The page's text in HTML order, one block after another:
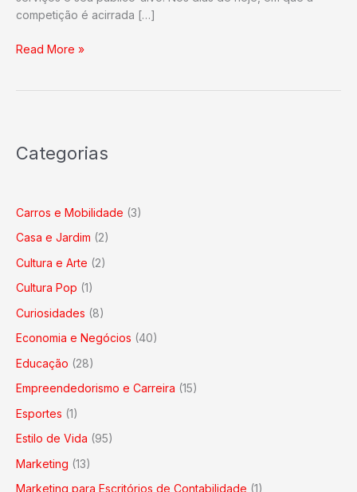
competição é acirrada […]
Curiosidades
Read More »
Categorias
Carros e Mobilidade (3)
Casa e Jardim (2)
Cultura e Arte (2)
Cultura Pop (1)
Curiosidades (8)
Economia e Negócios (40)
Educação (28)
Empreendedorismo e Carreira (15)
Esportes (1)
Estilo de Vida (95)
Marketing (13)
Marketing para Escritórios de Contabilidade (1)